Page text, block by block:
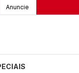
Anuncie